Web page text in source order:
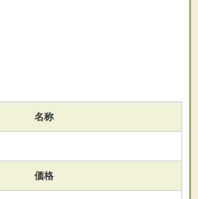
名称
価格